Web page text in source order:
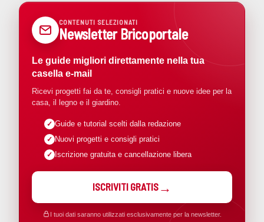
CONTENUTI SELEZIONATI
Newsletter Bricoportale
Le guide migliori direttamente nella tua
casella e-mail
Ricevi progetti fai da te, consigli pratici e nuove idee per la
casa, il legno e il giardino.
Guide e tutorial scelti dalla redazione
Nuovi progetti e consigli pratici
Iscrizione gratuita e cancellazione libera
ISCRIVITI GRATIS
I tuoi dati saranno utilizzati esclusivamente per la newsletter.